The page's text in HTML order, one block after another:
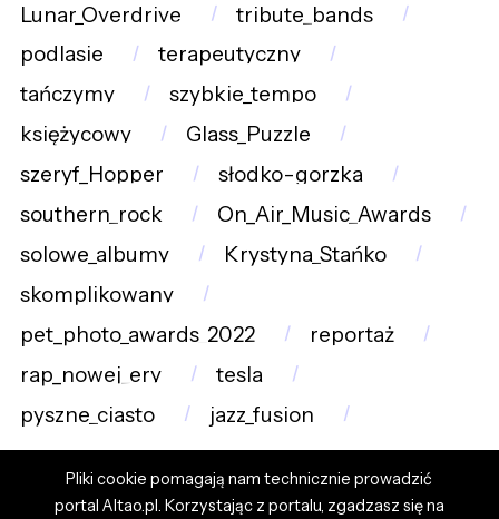
Lunar_Overdrive
tribute_bands
podlasie
terapeutyczny
tańczymy
szybkie_tempo
księżycowy
Glass_Puzzle
szeryf_Hopper
słodko-gorzka
southern_rock
On_Air_Music_Awards
solowe_albumy
Krystyna_Stańko
skomplikowany
pet_photo_awards_2022
reportaż
rap_nowej_ery
tesla
pyszne_ciasto
jazz_fusion
Pliki cookie pomagają nam technicznie prowadzić
portal Altao.pl. Korzystając z portalu, zgadzasz się na